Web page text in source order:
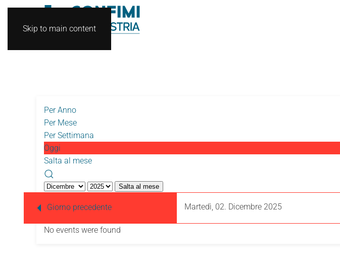
Skip to main content
Per Anno
Per Mese
Per Settimana
Oggi
Salta al mese
Salta al mese
Giorno precedente Martedì, 02. Dicembre 2025
No events were found